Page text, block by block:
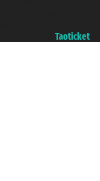
Taoticket